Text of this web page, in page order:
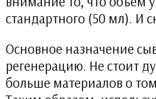
стандартного (50 мл). И
Основное назначение
регенерацию. Не стоит
больше материалов о